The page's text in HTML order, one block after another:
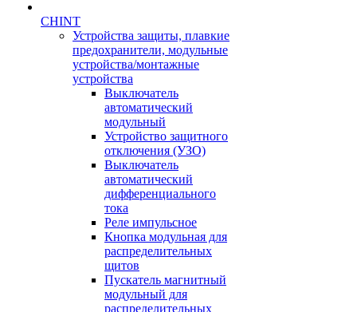
CHINT
Устройства защиты, плавкие
предохранители, модульные
устройства/монтажные
устройства
Выключатель
автоматический
модульный
Устройство защитного
отключения (УЗО)
Выключатель
автоматический
дифференциального
тока
Реле импульсное
Кнопка модульная для
распределительных
щитов
Пускатель магнитный
модульный для
распределительных